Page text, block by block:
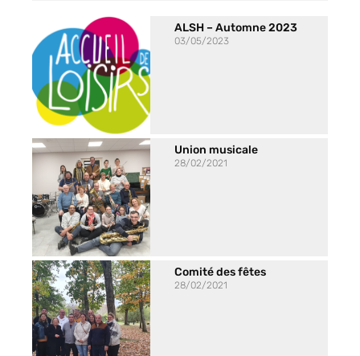
ALSH – Automne 2023
03/05/2023
Union musicale
28/02/2021
Comité des fêtes
28/02/2021